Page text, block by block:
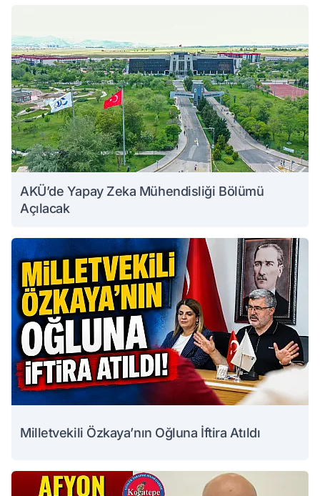
AKÜ’de Yapay Zeka Mühendisliği Bölümü
Açılacak
Milletvekili Özkaya’nın Oğluna İftira Atıldı